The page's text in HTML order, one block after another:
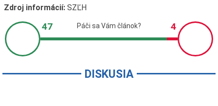
Zdroj informácií:SZĽH
DISKUSIA